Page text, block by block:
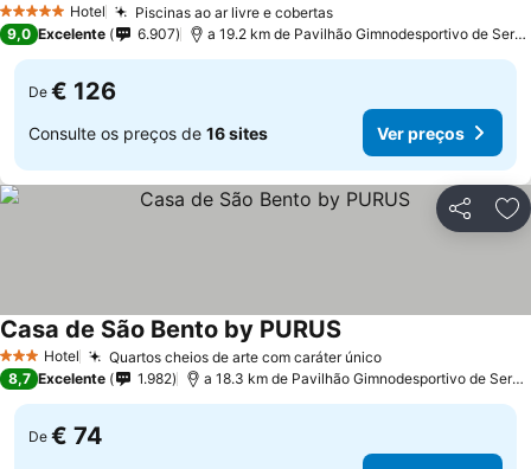
5 Estrelas Hotel Piscinas ao ar livre e cobertas
9,0 Excelente 6.907 a 19.2 km de Pavilhão Gimnodesportivo de Serpins
De € 126
Consulte os preços de 16 sites Ver preços
Partilhar
3 EstrelasHotel Quartos cheios de arte com caráter único
Casa de São Bento by PURUS
8,7 Excelente 1.982 a 18.3 km de Pavilhão Gimnodesportivo de Serpins
De € 74